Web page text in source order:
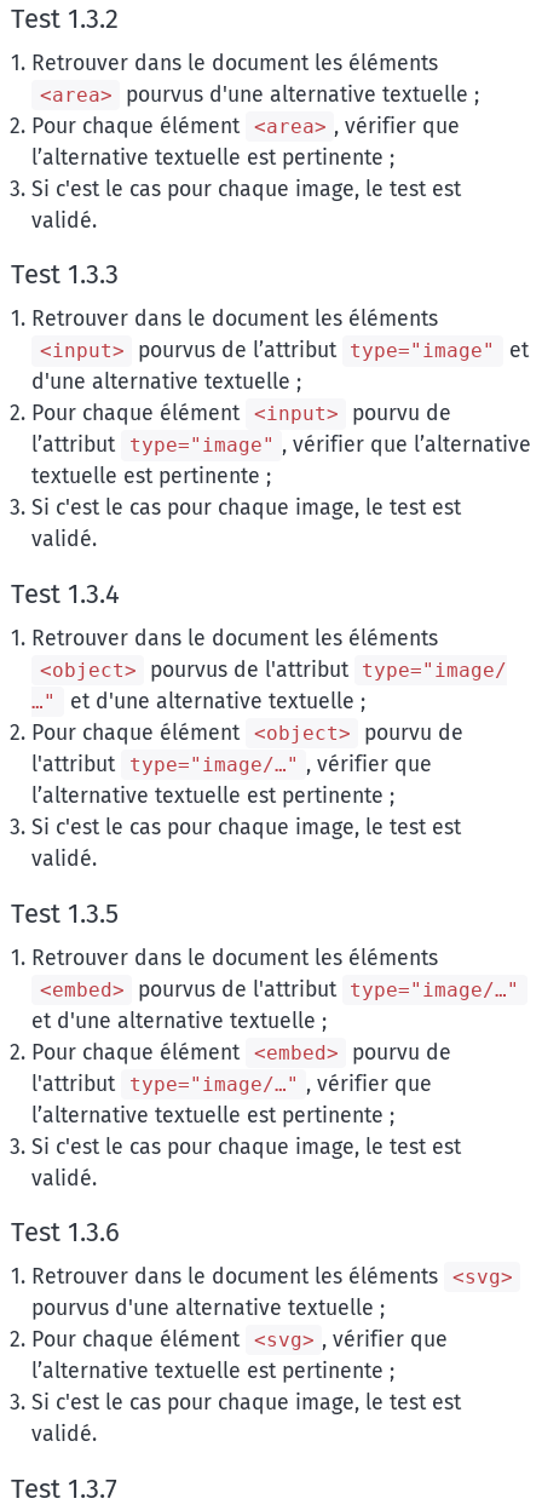
Test 1.3.2
Retrouver dans le document les éléments
<area>
pourvus d'une alternative textuelle ;
Pour chaque élément <area> , vérifier que
l’alternative textuelle est pertinente ;
Si c'est le cas pour chaque image, le test est
validé.
Test 1.3.3
Retrouver dans le document les éléments
<input> pourvus de l’attribut type="image"
et
d'une alternative textuelle ;
Pour chaque élément <input>
pourvu de
l’attribut
type="image" , vérifier que l’alternative
textuelle est pertinente ;
Si c'est le cas pour chaque image, le test est
validé.
Test 1.3.4
Retrouver dans le document les éléments
<object> pourvus de l'attribut type="image/
…"
et d'une alternative textuelle ;
Pour chaque élément <object>
pourvu de
l'attribut
type="image/…" , vérifier que
l’alternative textuelle est pertinente ;
Si c'est le cas pour chaque image, le test est
validé.
Test 1.3.5
Retrouver dans le document les éléments
<embed> pourvus de l'attribut type="image/…"
et d'une alternative textuelle ;
Pour chaque élément <embed>
pourvu de
l'attribut
type="image/…" , vérifier que
l’alternative textuelle est pertinente ;
Si c'est le cas pour chaque image, le test est
validé.
Test 1.3.6
Retrouver dans le document les éléments <svg>
pourvus d'une alternative textuelle ;
Pour chaque élément <svg> , vérifier que
l’alternative textuelle est pertinente ;
Si c'est le cas pour chaque image, le test est
validé.
Test 1.3.7